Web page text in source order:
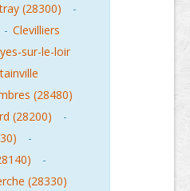
(28300)
-
- Clevilliers
sur-le-loir
(28480)
(28200)
-
-
-
(28330)